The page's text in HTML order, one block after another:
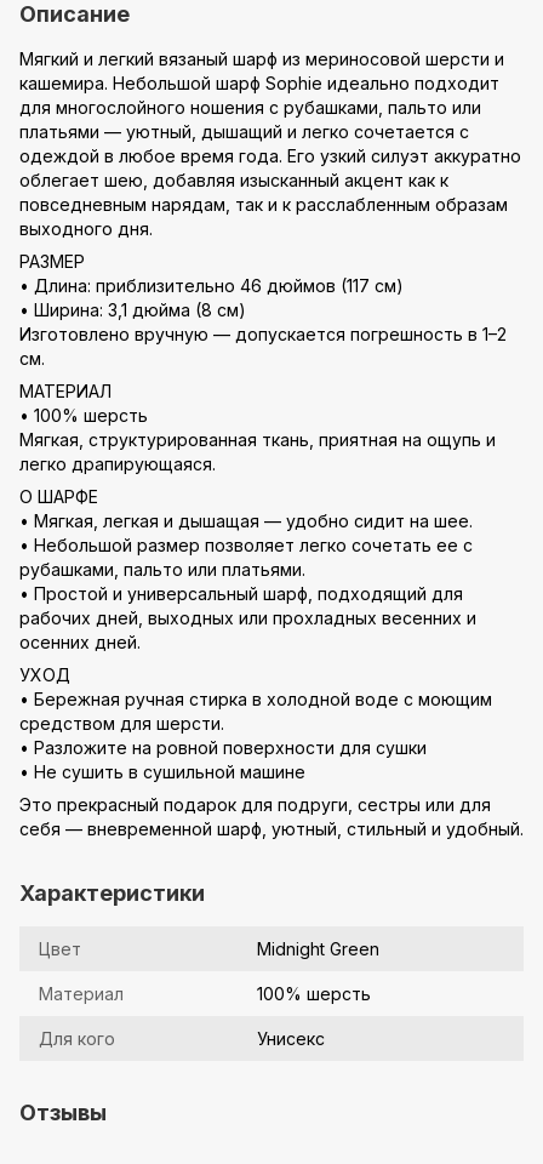
Описание
Мягкий и легкий вязаный шарф из мериносовой шерсти и
кашемира. Небольшой шарф Sophie идеально подходит
для многослойного ношения с рубашками, пальто или
платьями — уютный, дышащий и легко сочетается с
одеждой в любое время года. Его узкий силуэт аккуратно
облегает шею, добавляя изысканный акцент как к
повседневным нарядам, так и к расслабленным образам
выходного дня.
РАЗМЕР
• Длина: приблизительно 46 дюймов (117 см)
• Ширина: 3,1 дюйма (8 см)
Изготовлено вручную — допускается погрешность в 1–2
см.
МАТЕРИАЛ
• 100% шерсть
Мягкая, структурированная ткань, приятная на ощупь и
легко драпирующаяся.
О ШАРФЕ
• Мягкая, легкая и дышащая — удобно сидит на шее.
• Небольшой размер позволяет легко сочетать ее с
рубашками, пальто или платьями.
• Простой и универсальный шарф, подходящий для
рабочих дней, выходных или прохладных весенних и
осенних дней.
УХОД
• Бережная ручная стирка в холодной воде с моющим
средством для шерсти.
• Разложите на ровной поверхности для сушки
• Не сушить в сушильной машине
Это прекрасный подарок для подруги, сестры или для
себя — вневременной шарф, уютный, стильный и удобный.
Характеристики
Цвет Midnight Green
Материал 100% шерсть
Для кого Унисекс
Отзывы